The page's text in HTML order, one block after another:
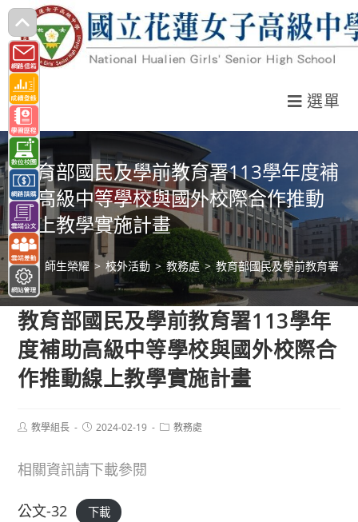
跳
轉
至
主
要
內
容
選單
教育部國民及學前教育署113學年度補
助高級中等學校與國外校際合作推動
線上教學實施計畫
> 師生榮耀 > 校外活動 > 教務處 > 教育部國民及學前教育署
教育部國民及學前教育署113學年
度補助高級中等學校與國外校際合
作推動線上教學實施計畫
Post教學組長
Post2024-02-19
Post教務處
相關資訊請下載參閱
公文-32 下載